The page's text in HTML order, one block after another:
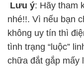
Lưu ý: Hãy tham
nhé!!. Vì nếu bạn
không uy tín thì
tình trạng “luộc”
chữa đắt gắp mấy